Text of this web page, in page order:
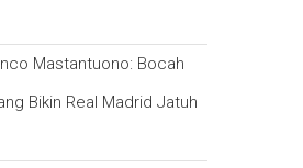
Mastantuono: Bocah
Bikin Real Madrid Jatuh